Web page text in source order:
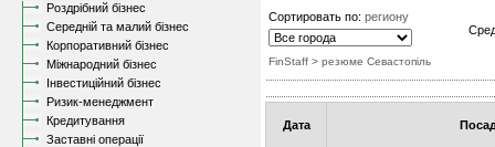
Роздрібний бізнес
Середній та малий бізнес
Корпоративний бізнес
Міжнародний бізнес
Інвестиційний бізнес
Ризик-менеджмент
Кредитування
Заставні операції
Сортировать по: региону
FinStaff > резюме Севастопіль
Дата